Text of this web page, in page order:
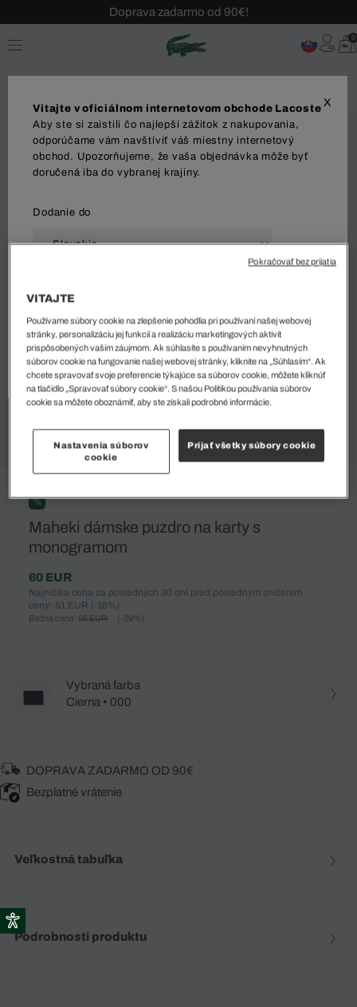
Doprava zadarmo od 90€!
Sezónny výpredaj až -40 %!
Bezplatné vrátenie!
0
%
Maheki dámske puzdro na karty s
monogramom
60 EUR
Najnižšia cena za posledných 30 dní pred posledným znížením
ceny: 51 EUR (-18%)
Bežná cena: 85 EUR (-29%)
Vybraná farba
Cierna • 000
DOPRAVA ZADARMO OD 90€
Bezplatné vrátenie
Veľkostná tabuľka
Podrobnosti produktu
X
Vitajte v oficiálnom internetovom obchode Lacoste
Aby ste si zaistili čo najlepší zážitok z nakupovania,
odporúčame vám navštíviť váš miestny internetový
obchod. Upozorňujeme, že vaša objednávka môže byť
doručená iba do vybranej krajiny.
Dodanie do
ZAČAŤ NAKUPOVAŤ
VITAJTE
Používame súbory cookie na zlepšenie pohodlia pri používaní našej webovej
stránky, personalizáciu jej funkcií a realizáciu marketingových aktivít
prispôsobených vašim záujmom. Ak súhlasíte s používaním nevyhnutných
súborov cookie na fungovanie našej webovej stránky, kliknite na „Súhlasím“. Ak
chcete spravovať svoje preferencie týkajúce sa súborov cookie, môžete kliknúť
na tlačidlo „Spravovať súbory cookie“. S našou Politikou používania súborov
cookie sa môžete oboznámiť, aby ste získali podrobné informácie.
Nastavenia súborov
cookie
Prijať všetky súbory cookie
Pokračovať bez prijatia